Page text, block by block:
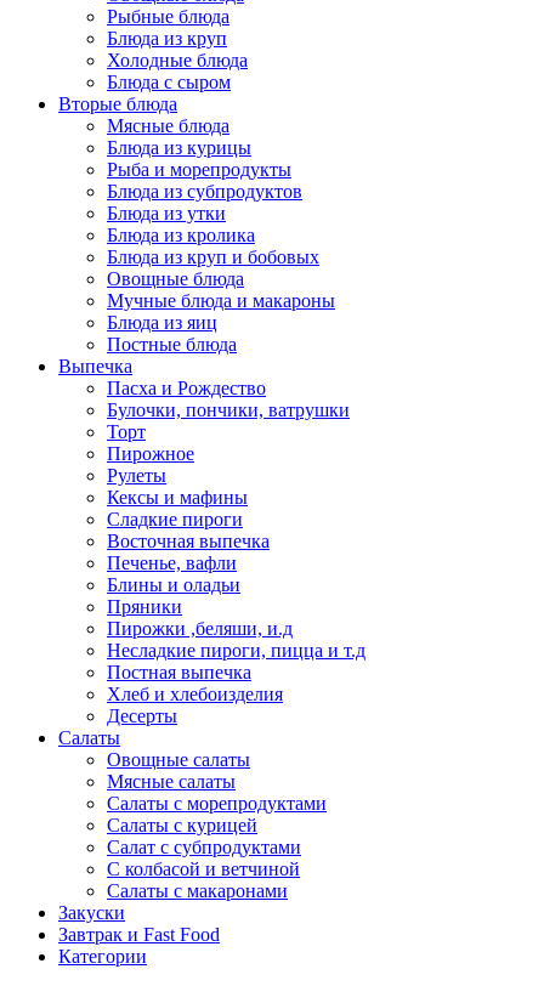
Рыбные блюда
Блюда из круп
Холодные блюда
Блюда с сыром
Вторые блюда
Мясные блюда
Блюда из курицы
Рыба и морепродукты
Блюда из субпродуктов
Блюда из утки
Блюда из кролика
Блюда из круп и бобовых
Овощные блюда
Мучные блюда и макароны
Блюда из яиц
Постные блюда
Выпечка
Пасха и Рождество
Булочки, пончики, ватрушки
Торт
Пирожное
Рулеты
Кексы и мафины
Сладкие пироги
Восточная выпечка
Печенье, вафли
Блины и оладьи
Пряники
Пирожки ,беляши, и.д
Несладкие пироги, пицца и т.д
Постная выпечка
Хлеб и хлебоизделия
Десерты
Салаты
Овощные салаты
Мясные салаты
Салаты с морепродуктами
Салаты с курицей
Салат с субпродуктами
С колбасой и ветчиной
Салаты с макаронами
Закуски
Завтрак и Fast Food
Категории